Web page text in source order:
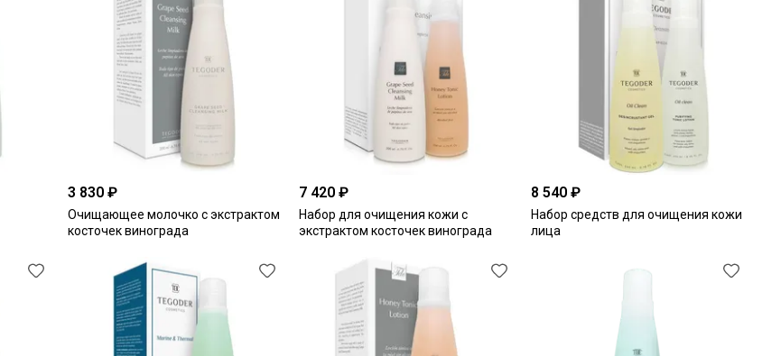
3 830 ₽
Очищающее молочко с экстрактом
косточек винограда
7 420 ₽
Набор для очищения кожи с
экстрактом косточек винограда
8 540 ₽
Набор средств для очищения кожи
лица